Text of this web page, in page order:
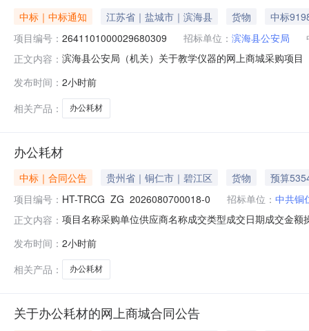
中标｜中标通知 江苏省｜盐城市｜滨海县 货物
中标
项目编号： 2641101000029680309 招标单位： 滨海县公安局
正文内容： 滨海县公安局（机关）关于教学仪器的网上商城采购项
行政区划名称:江苏省盐城市滨海县报价起止时间:-二、
发布时间： 2小时前
相关产品：
办公耗材
办公耗材
中标｜合同公告 贵州省｜铜仁市｜碧江区 货物
预算
项目编号： HT-TRCG_ZG_2026080700018-0 招标单位： 中共铜
正文内容： 项目名称采购单位供应商名称成交类型成交日期成交金
发布时间： 2小时前
相关产品：
办公耗材
关于办公耗材的网上商城合同公告